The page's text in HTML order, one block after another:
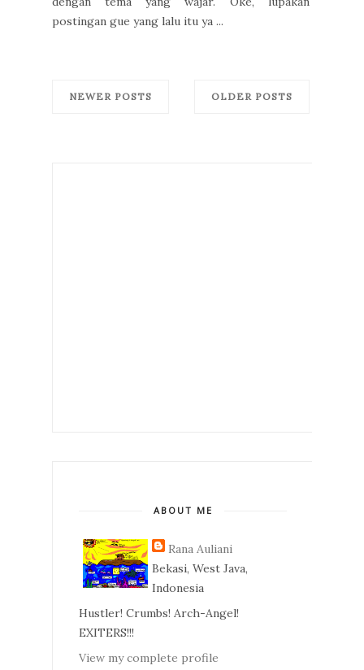
postingan gue yang lalu itu ya ...
NEWER POSTS OLDER POSTS
ABOUT ME
Rana Auliani
Bekasi, West Java,
Indonesia
Hustler! Crumbs! Arch-Angel!
EXITERS!!!
View my complete profile